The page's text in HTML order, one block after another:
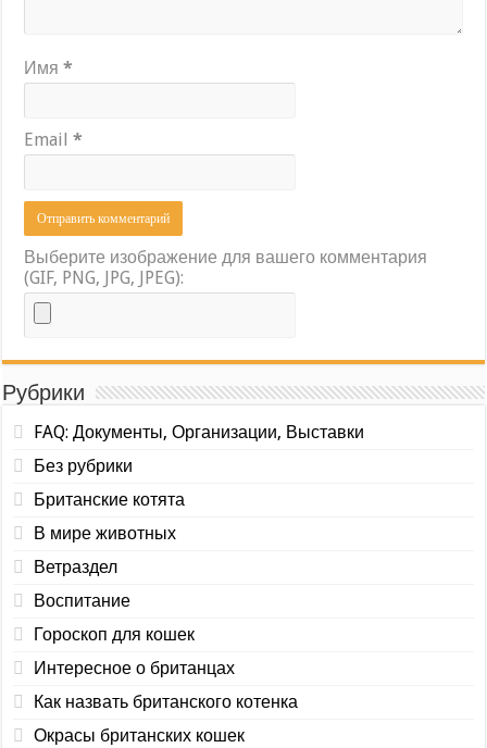
Имя*
Email*
Выберите изображение для вашего комментария
(GIF, PNG, JPG, JPEG):
Рубрики
FAQ: Документы, Организации, Выставки
Без рубрики
Британские котята
В мире животных
Ветраздел
Воспитание
Гороскоп для кошек
Интересное о британцах
Как назвать британского котенка
Окрасы британских кошек